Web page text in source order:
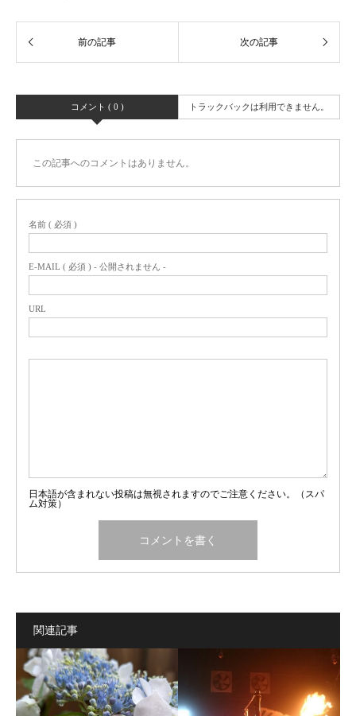
コメント ( 0 ) トラックバックは利用できません。
この記事へのコメントはありません。
名前 ( 必須 )
E-MAIL ( 必須 ) - 公開されません -
URL
日本語が含まれない投稿は無視されますのでご注意ください。（スパ
ム対策）
関連記事